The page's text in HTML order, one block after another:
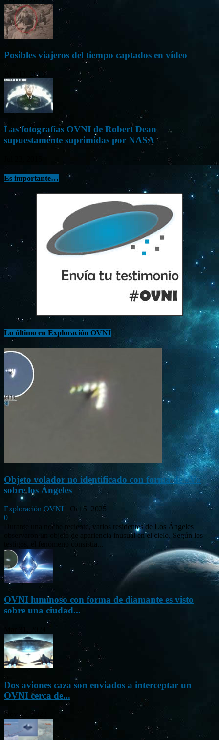
Posibles viajeros del tiempo captados en vídeo
Abr 13, 2013
Las fotografías OVNI de Robert Dean
supuestamente suprimidas por NASA
Es importante…
Lo último en Exploración OVNI
Objeto volador no identificado con forma de «V»
sobre los Ángeles
Exploración OVNI - Oct 5, 2025
0
Durante una noche reciente, varios residentes de Los Ángeles
observaron un objeto de apariencia inusual en el cielo. Según los
testigos, el fenómeno consistía...
OVNI luminoso con forma de diamante es visto
sobre una ciudad...
Dos aviones caza son enviados a interceptar un
OVNI cerca de...
Nov 22, 2023